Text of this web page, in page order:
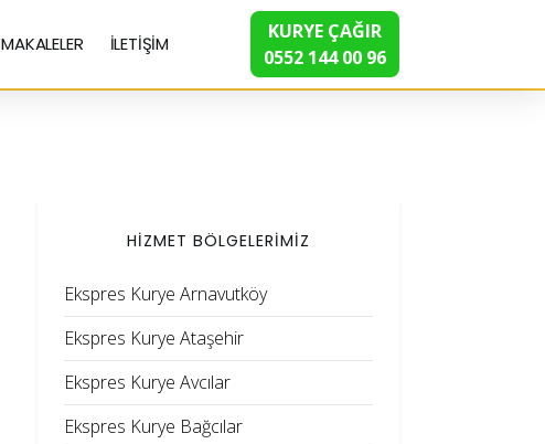
MAKALELER İLETİŞİM
KURYE ÇAĞIR
0552 144 00 96
HİZMET BÖLGELERİMİZ
Ekspres Kurye Arnavutköy
Ekspres Kurye Ataşehir
Ekspres Kurye Avcılar
Ekspres Kurye Bağcılar